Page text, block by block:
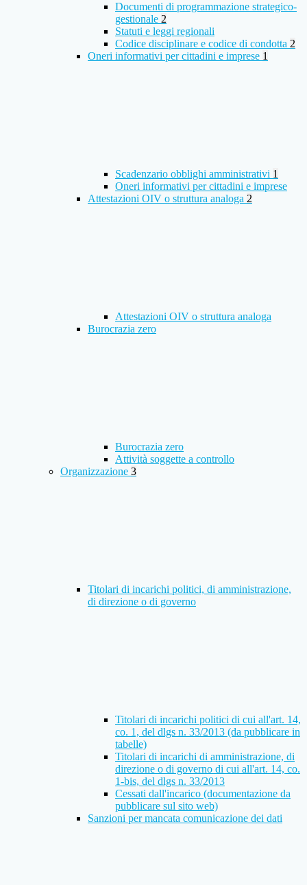
Documenti di programmazione strategico-
gestionale 2
Statuti e leggi regionali
Codice disciplinare e codice di condotta 2
Oneri informativi per cittadini e imprese 1
Scadenzario obblighi amministrativi 1
Oneri informativi per cittadini e imprese
Attestazioni OIV o struttura analoga 2
Attestazioni OIV o struttura analoga
Burocrazia zero
Burocrazia zero
Attività soggette a controllo
Organizzazione 3
Titolari di incarichi politici, di amministrazione,
di direzione o di governo
Titolari di incarichi politici di cui all'art. 14,
co. 1, del dlgs n. 33/2013 (da pubblicare in
tabelle)
Titolari di incarichi di amministrazione, di
direzione o di governo di cui all'art. 14, co.
1-bis, del dlgs n. 33/2013
Cessati dall'incarico (documentazione da
pubblicare sul sito web)
Sanzioni per mancata comunicazione dei dati